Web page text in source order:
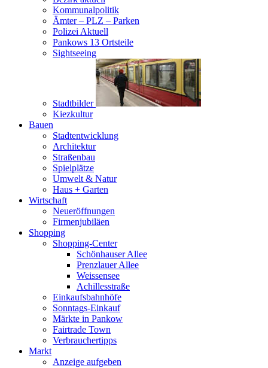
Kommunalpolitik
Ämter – PLZ – Parken
Polizei Aktuell
Pankows 13 Ortsteile
Sightseeing
Stadtbilder
Kiezkultur
Bauen
Stadtentwicklung
Architektur
Straßenbau
Spielplätze
Umwelt & Natur
Haus + Garten
Wirtschaft
Neueröffnungen
Firmenjubiläen
Shopping
Shopping-Center
Schönhauser Allee
Prenzlauer Allee
Weissensee
Achillesstraße
Einkaufsbahnhöfe
Sonntags-Einkauf
Märkte in Pankow
Fairtrade Town
Verbrauchertipps
Markt
Anzeige aufgeben